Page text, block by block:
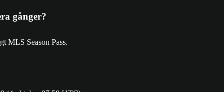
gånger?
MLS Season Pass.